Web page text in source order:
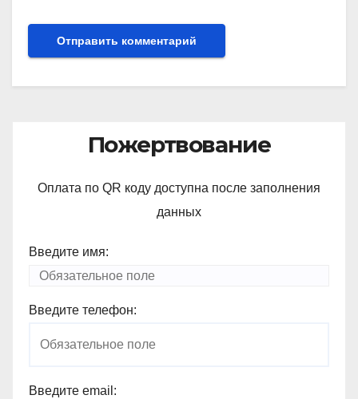
Пожертвование
Оплата по QR коду доступна после заполнения
данных
Введите имя:
Введите телефон:
Введите email: